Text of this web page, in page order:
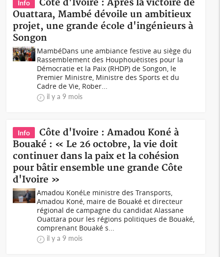
Info
Côte d'Ivoire : Après la victoire de
Ouattara, Mambé dévoile un ambitieux
projet, une grande école d'ingénieurs à
Songon
MambéDans une ambiance festive au siège du
Rassemblement des Houphouëtistes pour la
Démocratie et la Paix (RHDP) de Songon, le
Premier Ministre, Ministre des Sports et du
Cadre de Vie, Rober...
il y a 9 mois
Info
Côte d'Ivoire : Amadou Koné à
Bouaké : « Le 26 octobre, la vie doit
continuer dans la paix et la cohésion
pour bâtir ensemble une grande Côte
d'Ivoire »
Amadou KonéLe ministre des Transports,
Amadou Koné, maire de Bouaké et directeur
régional de campagne du candidat Alassane
Ouattara pour les régions politiques de Bouaké,
comprenant Bouaké s...
il y a 9 mois